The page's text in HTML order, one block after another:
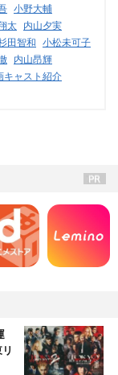
小野大輔
太 内山夕実
田智和 小松未可子
内山昂輝
キャスト紹介